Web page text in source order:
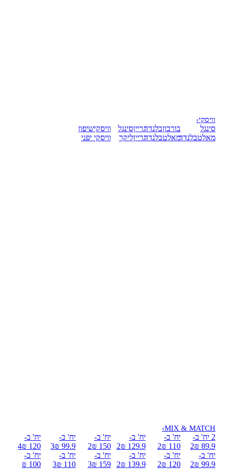
וויסקי›
סינגל
מאלטבלנדד
בורבוןבלנדד
מאלטבלנדד
גרייןסינגל
גרייןליקר
וויסקישיפון
וויסקי יפני
MIX & MATCH
›
2 יח' ב-
89.9 ₪
2
יח' ב-
99.9 ₪
2
יח' ב-
110 ₪
2
יח' ב-
120 ₪
2
יח' ב-
129.9 ₪
2
יח' ב-
139.9 ₪
2
יח' ב-
150 ₪
2
יח' ב-
159 ₪
3
יח' ב-
99.9 ₪
3
יח' ב-
110 ₪
3
יח' ב-
120 ₪
4
יח' ב-
100 ₪